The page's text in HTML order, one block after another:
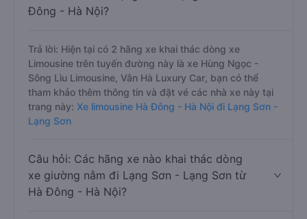
Đông - Hà Nội?
Trả lời: Hiện tại có 2 hãng xe khai thác dòng xe
Limousine trên tuyến đường này là xe Hùng Ngọc -
Sông Lìu Limousine, Vân Hà Luxury Car, bạn có thể
tham khảo thêm thông tin và đặt vé các nhà xe này tại
trang này: Xe limousine Hà Đông - Hà Nội đi Lạng Sơn -
Lạng Sơn
Câu hỏi: Các hãng xe nào khai thác dòng
xe giường nằm đi Lạng Sơn - Lạng Sơn từ
Hà Đông - Hà Nội?